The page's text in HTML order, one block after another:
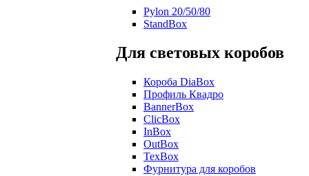
Pylon 20/50/80
StandBox
Для световых коробов
Короба DiaBox
Профиль Квадро
BannerBox
ClicBox
InBox
OutBox
TexBox
Фурнитура для коробов